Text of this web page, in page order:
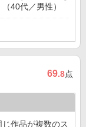
40代／男性）
69.8点
作品が複数のス